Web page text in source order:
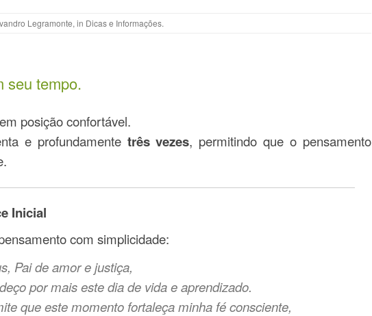
Legramonte, in Dicas e Informações.
seu tempo.
posição confortável.
e profundamente três vezes, permitindo que o pensamento
Inicial
com simplicidade:
Pai de amor e justiça,
por mais este dia de vida e aprendizado.
que este momento fortaleça minha fé consciente,